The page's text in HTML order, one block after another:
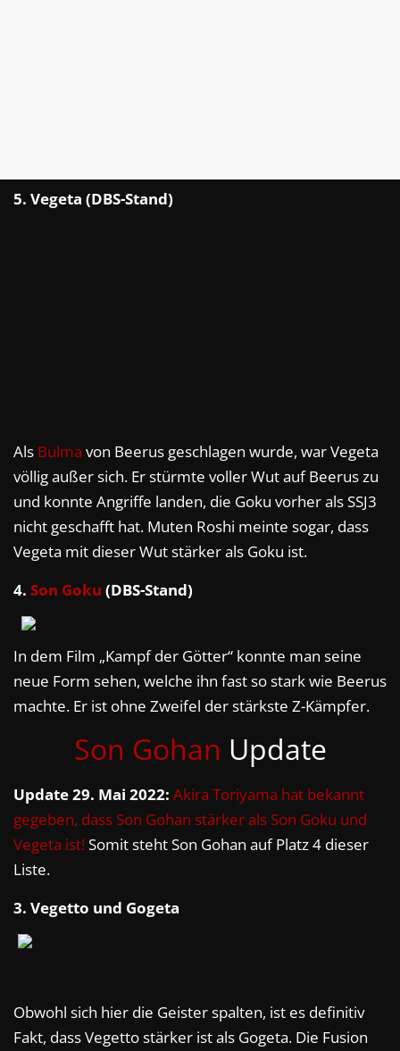
5. Vegeta (DBS-Stand)
Als Bulma von Beerus geschlagen wurde, war Vegeta
völlig außer sich. Er stürmte voller Wut auf Beerus zu
und konnte Angriffe landen, die Goku vorher als SSJ3
nicht geschafft hat. Muten Roshi meinte sogar, dass
Vegeta mit dieser Wut stärker als Goku ist.
4. Son Goku (DBS-Stand)
In dem Film „Kampf der Götter“ konnte man seine
neue Form sehen, welche ihn fast so stark wie Beerus
machte. Er ist ohne Zweifel der stärkste Z-Kämpfer.
Son Gohan Update
Update 29. Mai 2022: Akira Toriyama hat bekannt
gegeben, dass Son Gohan stärker als Son Goku und
Vegeta ist! Somit steht Son Gohan auf Platz 4 dieser
Liste.
3. Vegetto und Gogeta
Obwohl sich hier die Geister spalten, ist es definitiv
Fakt, dass Vegetto stärker ist als Gogeta. Die Fusion